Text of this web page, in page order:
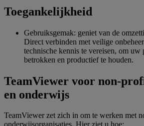
Toegankelijkheid
Gebruiksgemak: geniet van de
Direct verbinden met veilige
technische kennis te vereisen, om uw
betrokken en productief te houden.
TeamViewer voor non-
en onderwijs
TeamViewer zet zich in om te werken met